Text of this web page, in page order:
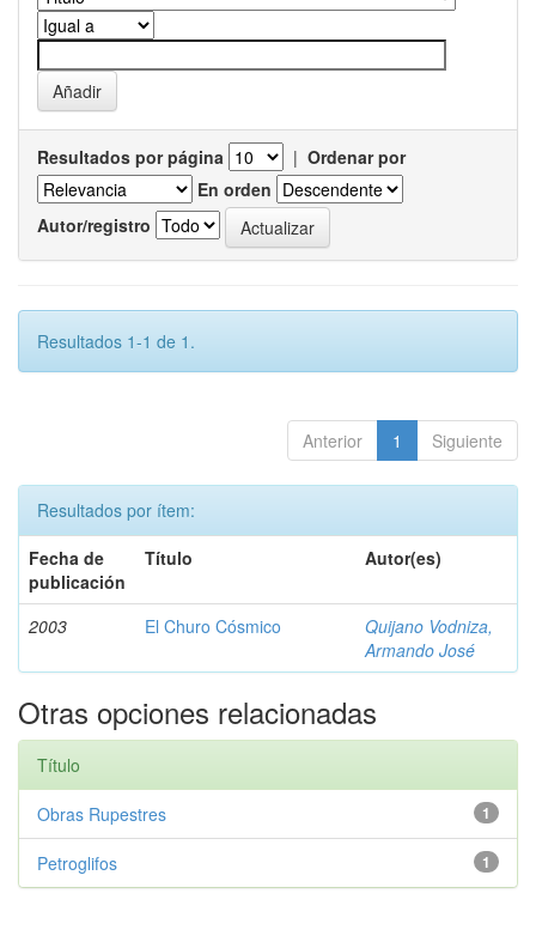
Resultados por página | Ordenar por
En orden
Autor/registro
Resultados 1-1 de 1.
Anterior 1 Siguiente
Resultados por ítem:
Fecha de
publicación
Título Autor(es)
2003 El Churo Cósmico
Quijano Vodniza,
Armando José
Otras opciones relacionadas
Título
1
Obras Rupestres
1
Petroglifos